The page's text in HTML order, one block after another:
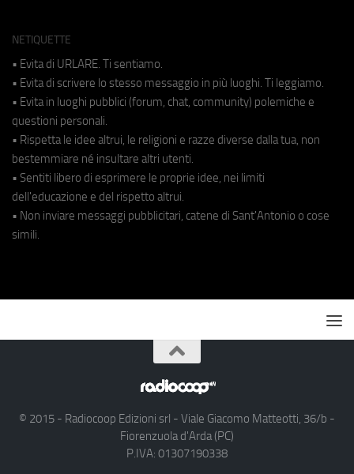
NETIQUETTE
• Evita di URLARE. Ti sentiamo.
• Evita di scrivere lo stesso messaggio in più luoghi. Ti leggiamo.
• Evita in luoghi pubblici (forum, chat, community) polemiche e
questioni personali.
• Rispetta le idee altrui, le religioni e razze diverse dalla tua, non
bestemmiare né insultare altri utenti.
• Sentiti libero di esprimere le proprie idee, nei limiti
dell'educazione e del rispetto altrui.
• Non inviare messaggi pubblicitari, catene di Sant'Antonio o cose
simili.
© 2015 - Radiocoop Edizioni srl - Viale Giacomo Matteotti, 36/b -
Fiorenzuola d'Arda (PC)
P.IVA: 01307190338